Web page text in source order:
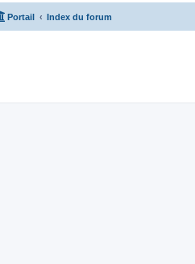
Portail Index du forum